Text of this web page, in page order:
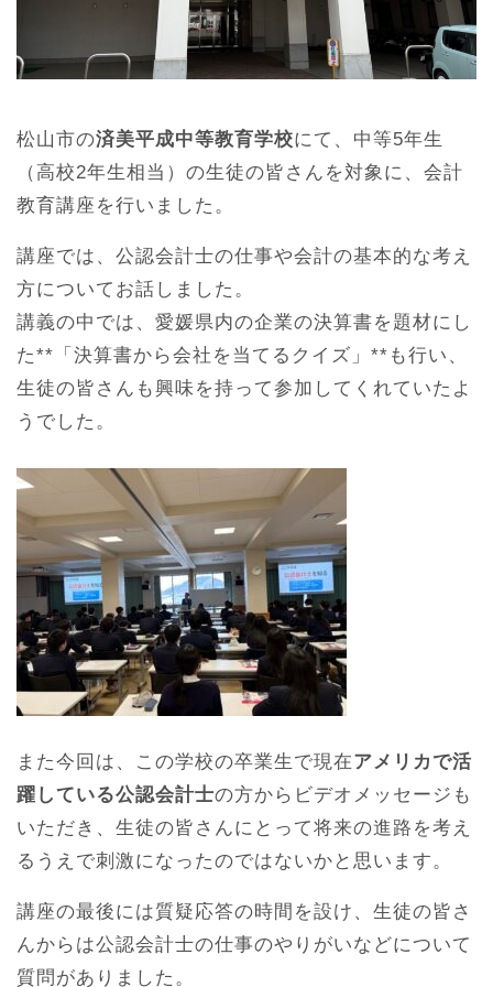
松山市の済美平成中等教育学校にて、中等5年生
（高校2年生相当）の生徒の皆さんを対象に、会計
教育講座を行いました。
講座では、公認会計士の仕事や会計の基本的な考え
方についてお話しました。
講義の中では、愛媛県内の企業の決算書を題材にし
た**「決算書から会社を当てるクイズ」**も行い、
生徒の皆さんも興味を持って参加してくれていたよ
うでした。
また今回は、この学校の卒業生で現在アメリカで活
躍している公認会計士の方からビデオメッセージも
いただき、生徒の皆さんにとって将来の進路を考え
るうえで刺激になったのではないかと思います。
講座の最後には質疑応答の時間を設け、生徒の皆さ
んからは公認会計士の仕事のやりがいなどについて
質問がありました。